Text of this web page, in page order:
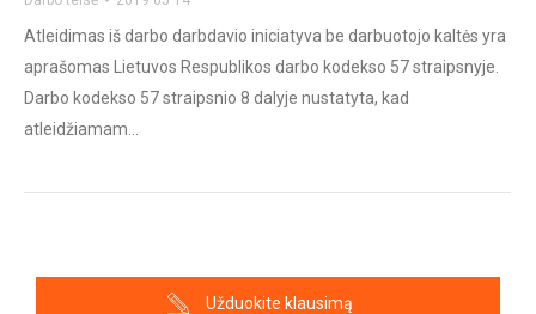
Atleidimas iš darbo darbdavio iniciatyva be darbuotojo kaltės yra
aprašomas Lietuvos Respublikos darbo kodekso 57 straipsnyje.
Darbo kodekso 57 straipsnio 8 dalyje nustatyta, kad
atleidžiamam…
Užduokite klausimą